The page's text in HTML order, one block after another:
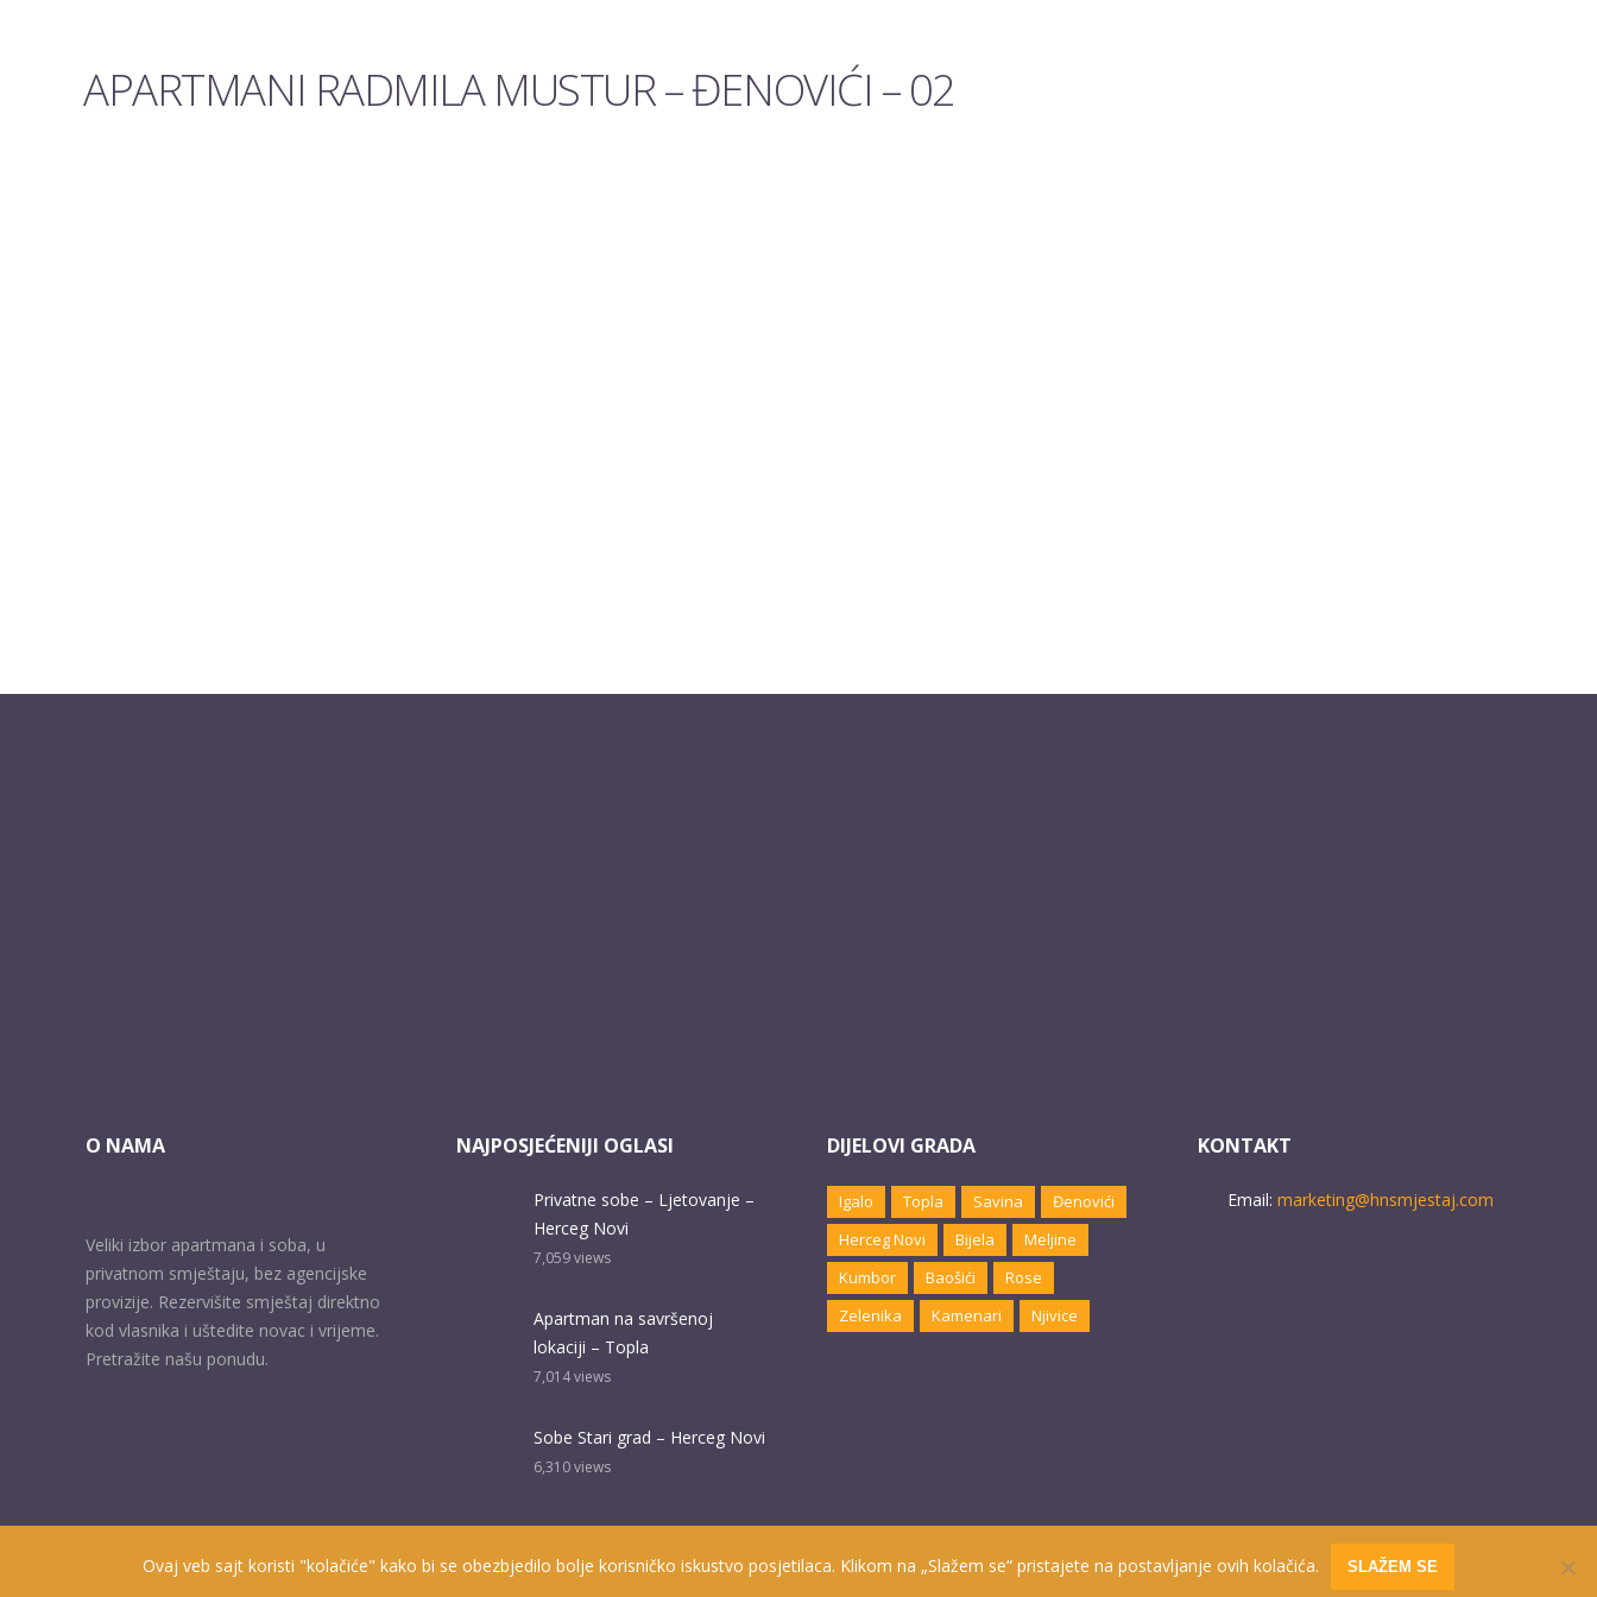
APARTMANI RADMILA MUSTUR – ĐENOVIĆI – 02
O NAMA
Veliki izbor apartmana i soba, u
privatnom smještaju, bez agencijske
provizije. Rezervišite smještaj direktno
kod vlasnika i uštedite novac i vrijeme.
Pretražite našu ponudu.
NAJPOSJEĆENIJI OGLASI
Privatne sobe – Ljetovanje –
Herceg Novi
7,059views
Apartman na savršenoj
lokaciji – Topla
7,014views
Sobe Stari grad – Herceg Novi
6,310views
DIJELOVI GRADA
Igalo Topla Savina
Đenovići
Herceg Novi
Bijela
Meljine
Kumbor
Baošići
Rose
Zelenika
Kamenari Njivice
KONTAKT
Email: marketing@hnsmjestaj.com
Prisutni od 2010. godine | 2019 © Smještaj u Herceg Novom
Ovaj veb sajt koristi "kolačiće" kako bi se obezbjedilo bolje korisničko iskustvo posjetilaca. Klikom na „Slažem se“ pristajete na postavljanje ovih kolačića. SLAŽEM SE